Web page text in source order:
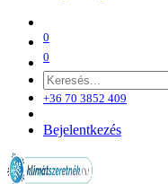
0
0
+36 70 3852 409
Bejelentkezés